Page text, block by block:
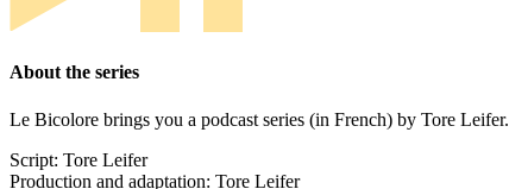
About the series
Le Bicolore brings you a podcast series (in French) by Tore Leifer.
Script: Tore Leifer
Production and adaptation: Tore Leifer